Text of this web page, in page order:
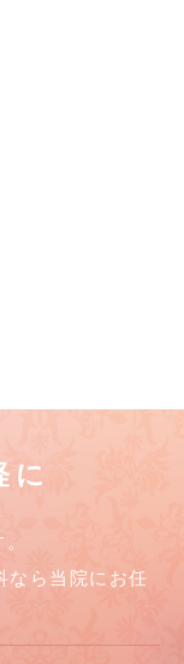
に
なら当院にお任